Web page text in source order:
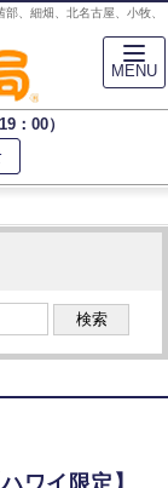
、細畑、北名古屋、小牧、
：00）
検索
ワイ限定】
MENU